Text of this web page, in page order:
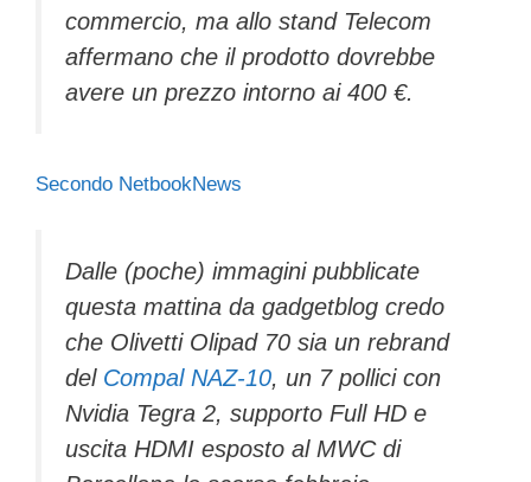
commercio, ma allo stand Telecom
affermano che il prodotto dovrebbe
avere un prezzo intorno ai 400 €.
Secondo NetbookNews
Dalle (poche) immagini pubblicate
questa mattina da gadgetblog credo
che Olivetti Olipad 70 sia un rebrand
del Compal NAZ-10, un 7 pollici con
Nvidia Tegra 2, supporto Full HD e
uscita HDMI esposto al MWC di